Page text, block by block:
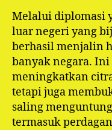
Melalui diplomasi
luar negeri yang
berhasil menjalin
banyak negara.
meningkatkan
tetapi juga
saling
termasuk